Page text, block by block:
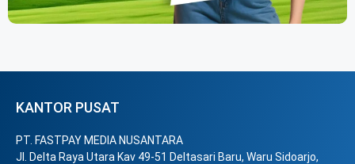
KANTOR PUSAT
PT. FASTPAY MEDIA NUSANTARA
Jl. Delta Raya Utara Kav 49-51 Deltasari Baru, Waru Sidoarjo,